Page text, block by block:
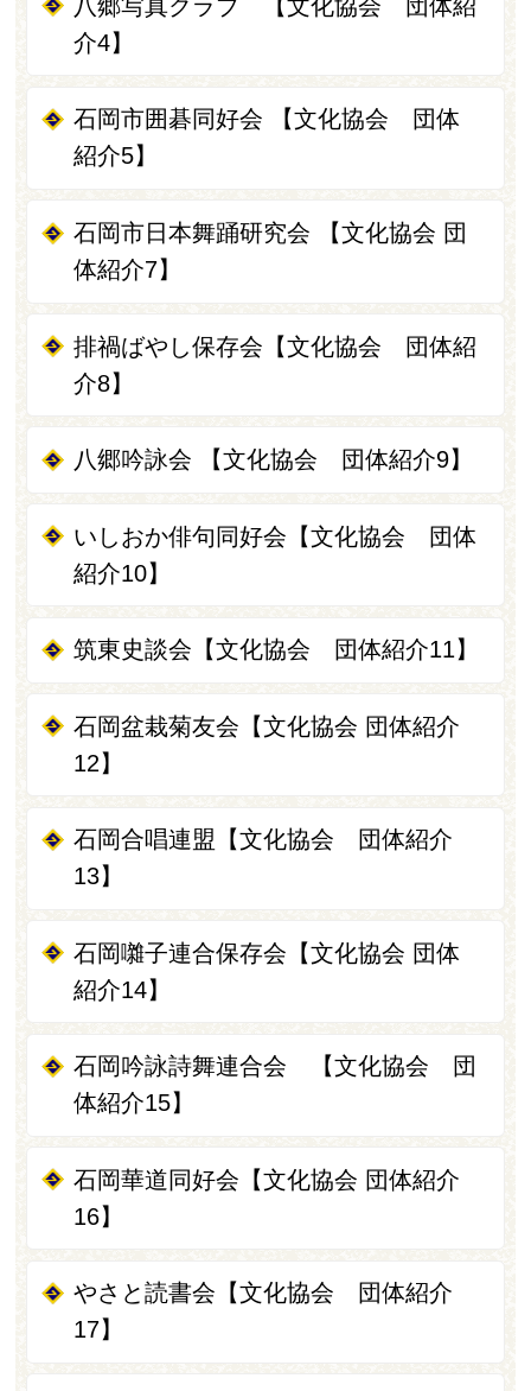
八郷写真クラブ 【文化協会 団体紹
介4】
石岡市囲碁同好会 【文化協会 団体
紹介5】
石岡市日本舞踊研究会 【文化協会 団
体紹介7】
排禍ばやし保存会【文化協会 団体紹
介8】
八郷吟詠会 【文化協会 団体紹介9】
いしおか俳句同好会【文化協会 団体
紹介10】
筑東史談会【文化協会 団体紹介11】
石岡盆栽菊友会【文化協会 団体紹介
12】
石岡合唱連盟【文化協会 団体紹介
13】
石岡囃子連合保存会【文化協会 団体
紹介14】
石岡吟詠詩舞連合会 【文化協会 団
体紹介15】
石岡華道同好会【文化協会 団体紹介
16】
やさと読書会【文化協会 団体紹介
17】